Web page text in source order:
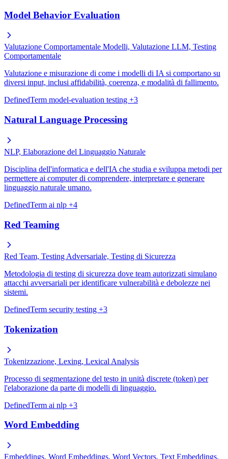
Model Behavior Evaluation
Valutazione Comportamentale Modelli, Valutazione LLM, Testing
Comportamentale
Valutazione e misurazione di come i modelli di IA si comportano su
diversi input, inclusi affidabilità, coerenza, e modalità di fallimento.
DefinedTerm model-evaluation testing +3
Natural Language Processing
NLP, Elaborazione del Linguaggio Naturale
Disciplina dell'informatica e dell'IA che studia e sviluppa metodi per
permettere ai computer di comprendere, interpretare e generare
linguaggio naturale umano.
DefinedTerm ai nlp +4
Red Teaming
Red Team, Testing Adversariale, Testing di Sicurezza
Metodologia di testing di sicurezza dove team autorizzati simulano
attacchi avversariali per identificare vulnerabilità e debolezze nei
sistemi.
DefinedTerm security testing +3
Tokenization
Tokenizzazione, Lexing, Lexical Analysis
Processo di segmentazione del testo in unità discrete (token) per
l'elaborazione da parte di modelli di linguaggio.
DefinedTerm ai nlp +3
Word Embedding
Embeddings, Word Embeddings, Word Vectors, Text Embeddings,